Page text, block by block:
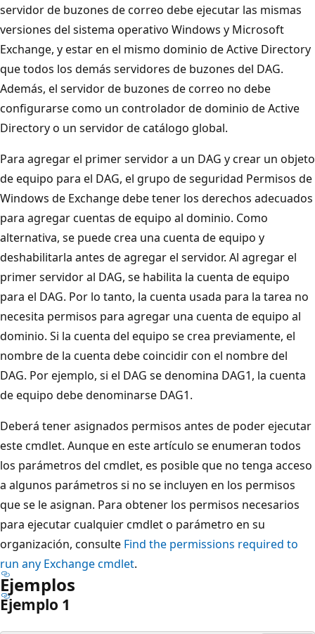
servidor de buzones de correo debe ejecutar las mismas
versiones del sistema operativo Windows y Microsoft
Exchange, y estar en el mismo dominio de Active Directory
que todos los demás servidores de buzones del DAG.
Además, el servidor de buzones de correo no debe
configurarse como un controlador de dominio de Active
Directory o un servidor de catálogo global.
Para agregar el primer servidor a un DAG y crear un objeto
de equipo para el DAG, el grupo de seguridad Permisos de
Windows de Exchange debe tener los derechos adecuados
para agregar cuentas de equipo al dominio. Como
alternativa, se puede crea una cuenta de equipo y
deshabilitarla antes de agregar el servidor. Al agregar el
primer servidor al DAG, se habilita la cuenta de equipo
para el DAG. Por lo tanto, la cuenta usada para la tarea no
necesita permisos para agregar una cuenta de equipo al
dominio. Si la cuenta del equipo se crea previamente, el
nombre de la cuenta debe coincidir con el nombre del
DAG. Por ejemplo, si el DAG se denomina DAG1, la cuenta
de equipo debe denominarse DAG1.
Deberá tener asignados permisos antes de poder ejecutar
este cmdlet. Aunque en este artículo se enumeran todos
los parámetros del cmdlet, es posible que no tenga acceso
a algunos parámetros si no se incluyen en los permisos
que se le asignan. Para obtener los permisos necesarios
para ejecutar cualquier cmdlet o parámetro en su
organización, consulte Find the permissions required to
run any Exchange cmdlet.
Ejemplos
Ejemplo 1